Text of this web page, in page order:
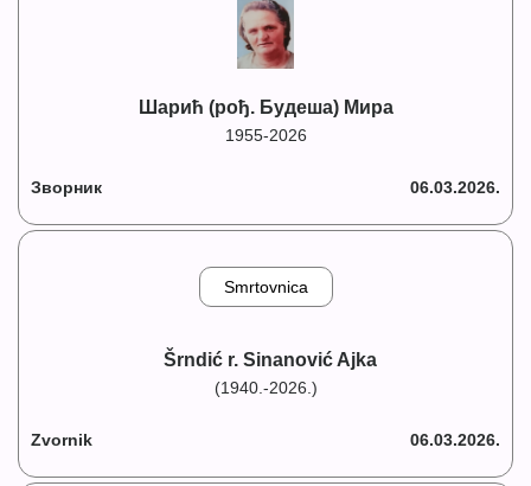
Шарић (рођ. Будеша) Мира
1955-2026
Зворник 06.03.2026.
Smrtovnica
Šrndić r. Sinanović Ajka
(1940.-2026.)
Zvornik 06.03.2026.